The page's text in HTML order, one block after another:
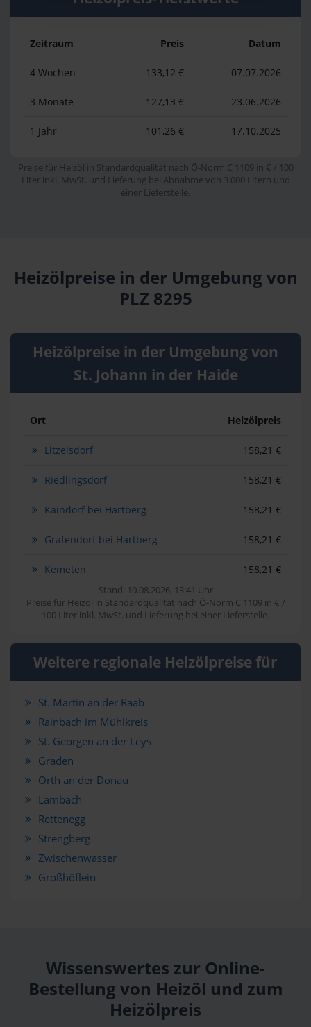
Zeitraum Preis Datum
4 Wochen 133,12 € 07.07.2026
3 Monate 127,13 € 23.06.2026
1 Jahr 101,26 € 17.10.2025
Preise für Heizöl in Standardqualität nach Ö-Norm C 1109 in € / 100
Liter inkl. MwSt. und Lieferung bei Abnahme von 3.000 Litern und
einer Lieferstelle.
Heizölpreise in der Umgebung von
PLZ 8295
Heizölpreise in der Umgebung von
St. Johann in der Haide
Ort Heizölpreis
Litzelsdorf 158,21 €
Riedlingsdorf 158,21 €
Kaindorf bei Hartberg 158,21 €
Grafendorf bei Hartberg 158,21 €
Kemeten 158,21 €
Stand: 10.08.2026, 13:41 Uhr
Preise für Heizöl in Standardqualität nach Ö-Norm C 1109 in € /
100 Liter inkl. MwSt. und Lieferung bei einer Lieferstelle.
Weitere regionale Heizölpreise für
St. Martin an der Raab
Rainbach im Mühlkreis
St. Georgen an der Leys
Graden
Orth an der Donau
Lambach
Rettenegg
Strengberg
Zwischenwasser
Großhöflein
Wissenswertes zur Online-
Bestellung von Heizöl und zum
Heizölpreis